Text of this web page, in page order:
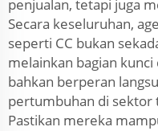
penjualan, tetapi juga
Secara keseluruhan,
seperti CC bukan
melainkan bagian
bahkan berperan
pertumbuhan di sektor
Pastikan mereka